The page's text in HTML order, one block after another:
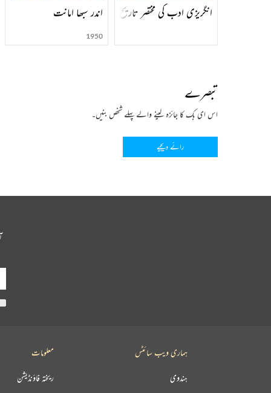
انگریزی ادب کی مختصر تاریخ اندر سبھا امانت
1950
تبصرے
اس ای بک کا جائزہ لینے والے پہلے شخص بنیں۔
رائے دیجیے
معلومات
ریختہ فاؤنڈیشن
ہماری ویب سائٹس
ہندوی